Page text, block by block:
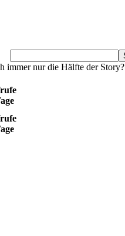
immer nur die Hälfte der Story?